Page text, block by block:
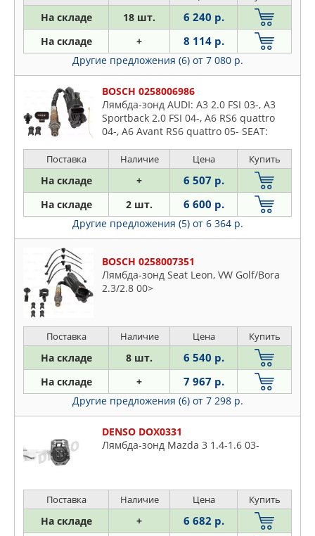
На складе 18 шт. 6 240 р.
На складе + 8 114 р.
Другие предложения (6) от 7 080 р.
BOSCH 0258006986
Лямбда-зонд AUDI: A3 2.0 FSI 03-, A3
Sportback 2.0 FSI 04-, A6 RS6 quattro
04-, A6 Avant RS6 quattro 05- SEAT:
Поставка Наличие Цена Купить
На складе + 6 507 р.
На складе 2 шт. 6 600 р.
Другие предложения (5) от 6 364 р.
BOSCH 0258007351
Лямбда-зонд Seat Leon, VW Golf/Bora
2.3/2.8 00>
Поставка Наличие Цена Купить
На складе 8 шт. 6 540 р.
На складе + 7 967 р.
Другие предложения (6) от 7 298 р.
DENSO DOX0331
Лямбда-зонд Mazda 3 1.4-1.6 03-
Поставка Наличие Цена Купить
На складе + 6 682 р.